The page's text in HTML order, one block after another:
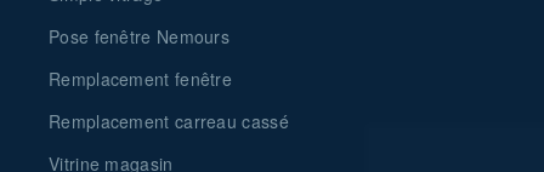
Pose fenêtre Nemours
Remplacement fenêtre
Remplacement carreau cassé
Vitrine magasin